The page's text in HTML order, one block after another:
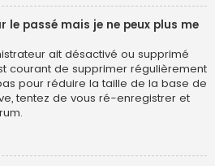
le passé mais je ne peux plus me
ait désactivé ou supprimé
courant de supprimer régulièrement
pour réduire la taille de la base de
tentez de vous ré-enregistrer et